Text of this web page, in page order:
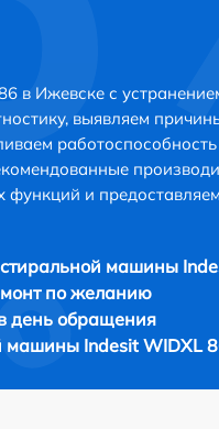
в Ижевске с
выявляем
работоспособность
функций и
стиральной машины
по желанию
день обращения
машины Indesit WIDXL